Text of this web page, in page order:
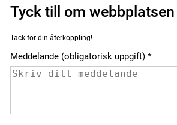
Tyck till om webbplatsen
Tack för din återkoppling!
Meddelande (obligatorisk uppgift)